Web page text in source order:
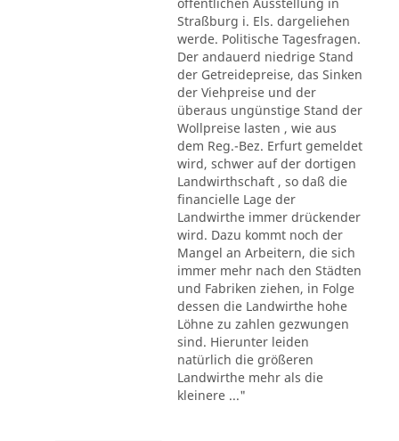
Straßburg i. Els. dargeliehen
werde. Politische Tagesfragen.
Der andauerd niedrige Stand
der Getreidepreise, das Sinken
der Viehpreise und der
überaus ungünstige Stand der
Wollpreise lasten , wie aus
dem Reg.-Bez. Erfurt gemeldet
wird, schwer auf der dortigen
Landwirthschaft , so daß die
financielle Lage der
Landwirthe immer drückender
wird. Dazu kommt noch der
Mangel an Arbeitern, die sich
immer mehr nach den Städten
und Fabriken ziehen, in Folge
dessen die Landwirthe hohe
Löhne zu zahlen gezwungen
sind. Hierunter leiden
natürlich die größeren
Landwirthe mehr als die
kleinere ..."